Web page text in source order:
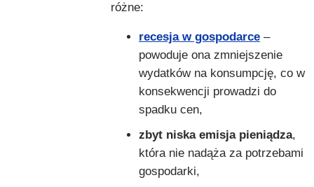
różne:
recesja w gospodarce –
powoduje ona zmniejszenie
wydatków na konsumpcję, co w
konsekwencji prowadzi do
spadku cen,
zbyt niska emisja pieniądza,
która nie nadąża za potrzebami
gospodarki,